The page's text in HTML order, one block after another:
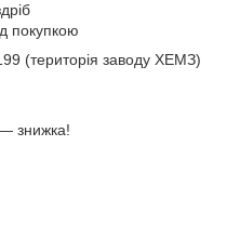
покупкою
(територія заводу ХЕМЗ)
знижка!